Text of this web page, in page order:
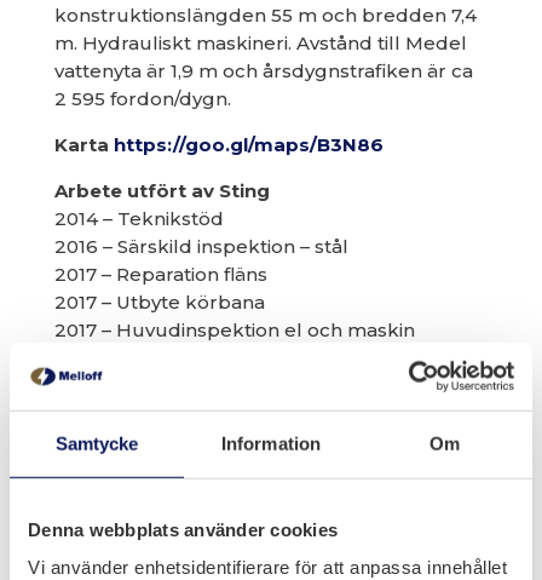
Samtycke Information Om
Denna webbplats använder cookies
Vi använder enhetsidentifierare för att anpassa innehållet
konstruktionslängden 55 m och bredden 7,4
m. Hydrauliskt maskineri. Avstånd till Medel
vattenyta är 1,9 m och årsdygnstrafiken är ca
2 595 fordon/dygn.
Karta https://goo.gl/maps/B3N86
Arbete utfört av Sting
2014 – Teknikstöd
2016 – Särskild inspektion – stål
2017 – Reparation fläns
2017 – Utbyte körbana
2017 – Huvudinspektion el och maskin